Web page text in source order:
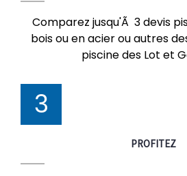
Comparez jusqu'Ã 3 devis
bois ou en acier ou autres
piscine des Lot et
3
PROFITEZ